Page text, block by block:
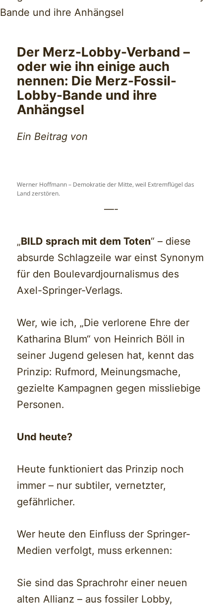
Der Merz-Lobby-Verband –
oder wie ihn einige auch
nennen: Die Merz-Fossil-
Lobby-Bande und ihre
Anhängsel
Ein Beitrag von
Werner Hoffmann – Demokratie der Mitte, weil Extremflügel das
Land zerstören.
—-
„BILD sprach mit dem Toten“ – diese
absurde Schlagzeile war einst Synonym
für den Boulevardjournalismus des
Axel-Springer-Verlags.
Wer, wie ich, „Die verlorene Ehre der
Katharina Blum“ von Heinrich Böll in
seiner Jugend gelesen hat, kennt das
Prinzip: Rufmord, Meinungsmache,
gezielte Kampagnen gegen missliebige
Personen.
Und heute?
Heute funktioniert das Prinzip noch
immer – nur subtiler, vernetzter,
gefährlicher.
Wer heute den Einfluss der Springer-
Medien verfolgt, muss erkennen:
Sie sind das Sprachrohr einer neuen
alten Allianz – aus fossiler Lobby,